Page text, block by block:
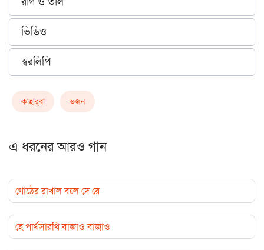
ভিডিও
স্বরলিপি
কাহার্‌বা ভজন
এ ধরনের আরও গান
গোঠের রাখাল বলে দে রে
হে পার্থসারথি বাজাও বাজাও